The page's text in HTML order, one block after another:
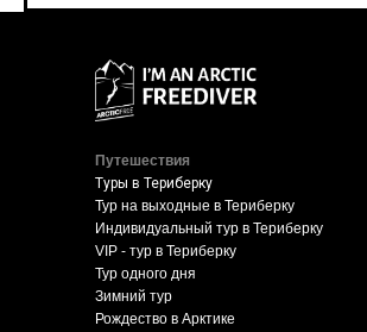
Путешествия
Индивидуальный тур в Териберку
VIP - тур в Териберку
Туры в Териберку
Тур на выходные в Териберку
Зимний тур
Тур одного дня
Рождество в Арктике